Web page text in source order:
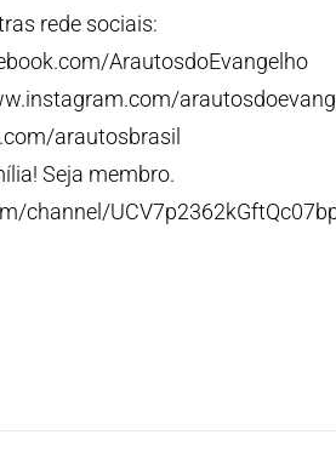
rede sociais:
ArautosdoEvangelho
arautosbrasil
Seja membro.
channel/